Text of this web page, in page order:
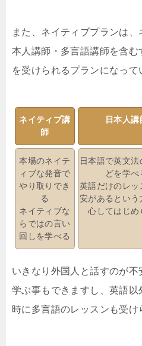
また、ネイティブプランは、
本人講師・多言語講師を含
を受けられるプランになって
ネイティブ講
師
日本人講
本場のネイテ
ィブな発音で
やり取りでき
る
ネイティブな
らではの言い
回しを学べる
日本語で英文法
どを学べ
英語だけのレッ
安があるという
心してはじめ
いきなり外国人と話すのが
学ぶ事もできますし、英語以
時に多言語のレッスンも受け